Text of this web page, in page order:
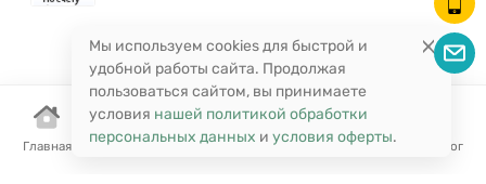
Главная Корзина Избранное Сравнение Поиск Каталог
Мы используем cookies для быстрой и
удобной работы сайта. Продолжая
пользоваться сайтом, вы принимаете
условия нашей политикой обработки
персональных данных и условия оферты.